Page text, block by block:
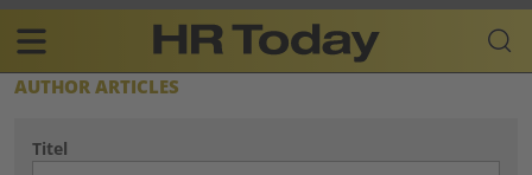
Skip
content
Plattform
für
Human
Main
DE
AUTHOR ARTICLES
Titel